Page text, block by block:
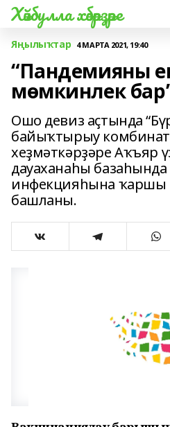
Хәйбулла хәбәрҙәре
Яңылыҡтар 4 МАРТА 2021, 19:40
“Пандемияны
мөмкинлек
Ошо девиз аҫтында
байыҡтырыу
хеҙмәткәрҙәре Аҡъяр
дауаханаһы
инфекцияһына ҡаршы
башланы.